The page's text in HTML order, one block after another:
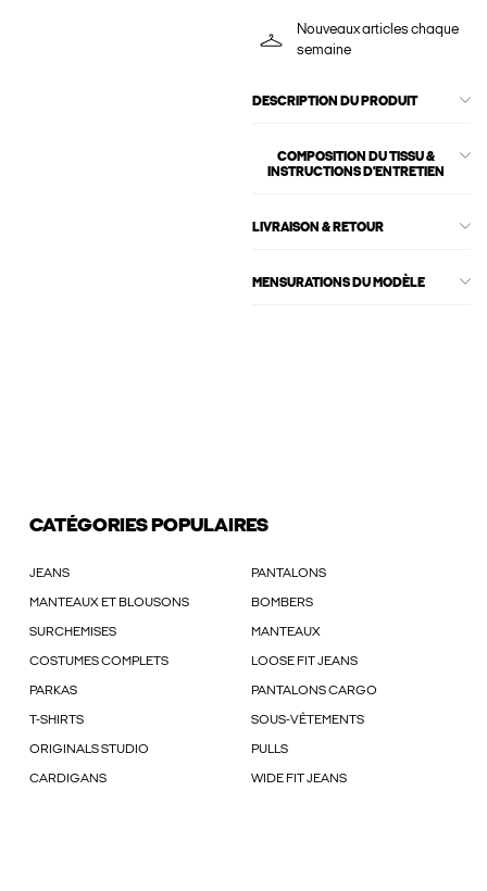
Nouveaux articles chaque
semaine
DESCRIPTION DU PRODUIT
COMPOSITION DU TISSU &
INSTRUCTIONS D'ENTRETIEN
LIVRAISON & RETOUR
MENSURATIONS DU MODÈLE
CATÉGORIES POPULAIRES
JEANS PANTALONS
MANTEAUX ET BLOUSONS BOMBERS
SURCHEMISES MANTEAUX
COSTUMES COMPLETS LOOSE FIT JEANS
PARKAS PANTALONS CARGO
T-SHIRTS SOUS-VÊTEMENTS
ORIGINALS STUDIO PULLS
CARDIGANS WIDE FIT JEANS